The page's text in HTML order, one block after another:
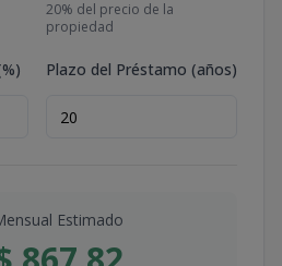
20% del precio de la
propiedad
Plazo del Préstamo (años)
Estimado